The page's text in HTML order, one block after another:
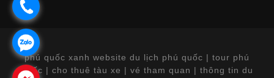
phú quốc xanh website du lịch phú quốc | tour phú
quốc | cho thuê tàu xe | vé tham quan | thông tin du
.
.